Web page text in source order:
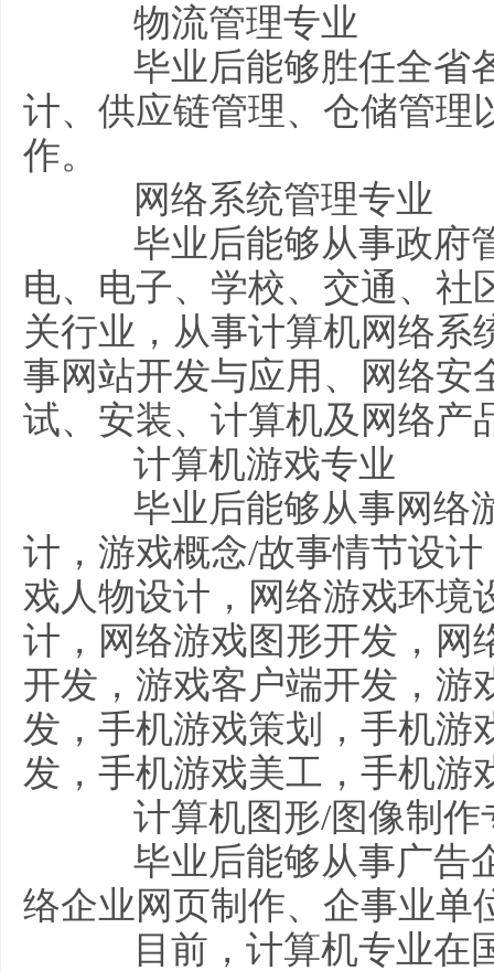
物流管理专业
毕业后能够胜任全省
计、供应链管理、仓储管理
作。
网络系统管理专业
毕业后能够从事政府
电、电子、学校、交通、社
关行业，从事计算机网络系
事网站开发与应用、网络安
试、安装、计算机及网络产
计算机游戏专业
毕业后能够从事网络
计，游戏概念/故事情节设
戏人物设计，网络游戏环境
计，网络游戏图形开发，网
开发，游戏客户端开发，游
发，手机游戏策划，手机游
发，手机游戏美工，手机游
计算机图形/图像制作
毕业后能够从事广告
络企业网页制作、企事业单
目前，计算机专业在